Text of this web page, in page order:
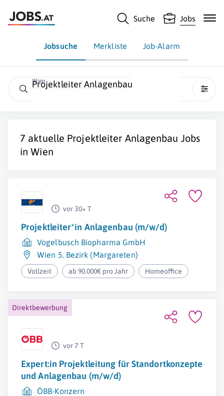
Suche Jobs
Jobsuche Merkliste Job-Alarm
Wien
Projektleiter Anlagenbau
7 aktuelle Projektleiter Anlagenbau Jobs
inWien
vor 30+ T
Projektleiter*in Anlagenbau (m/w/d)
Vogelbusch Biopharma GmbH
Wien 5. Bezirk (Margareten)
Vollzeit ab 90.000€ pro Jahr Homeoffice
Direktbewerbung
vor 7 T
Expert:in Projektleitung für Standortkonzepte
und Anlagenbau (m/w/d)
ÖBB-Konzern